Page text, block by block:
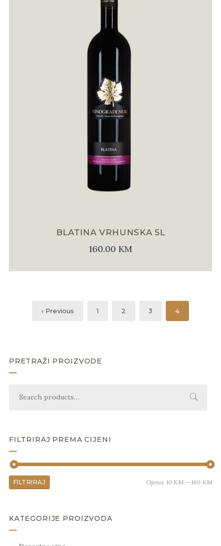
BLATINA VRHUNSKA 5L
160.00 KM
‹ Previous 1 2 3 4
PRETRAŽI PROIZVODE
FILTRIRAJ PREMA CIJENI
FILTRIRAJ Cijena:10 KM —160 KM
KATEGORIJE PROIZVODA